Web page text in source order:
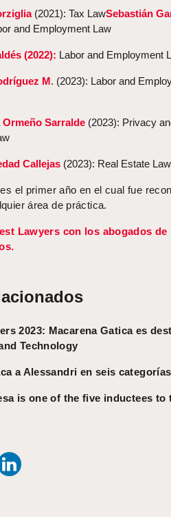
(2021): Tax LawSebastián
and Employment Law
(2022): Labor and Employment
M. (2023): Labor and
Ormeño Sarralde (2023): Privacy
Callejas (2023): Real Estate Law
el primer año en el cual fue
área de práctica.
Lawyers con los abogados de
2023: Macarena Gatica es
Technology
a Alessandri en seis categorías
is one of the five inductees to